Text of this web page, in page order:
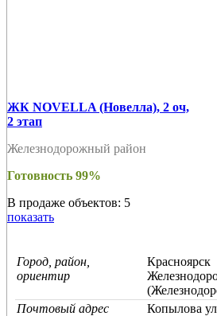
ЖК NOVELLA (Новелла), 2 оч,
2 этап
Железнодорожный район
Готовность 99%
В продаже объектов: 5
показать
Город, район,
ориентир
Красноярск
Почтовый адрес
Копылова